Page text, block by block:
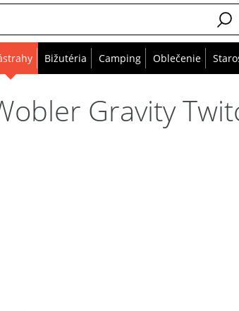
Bižutéria Camping Oblečenie
Gravity